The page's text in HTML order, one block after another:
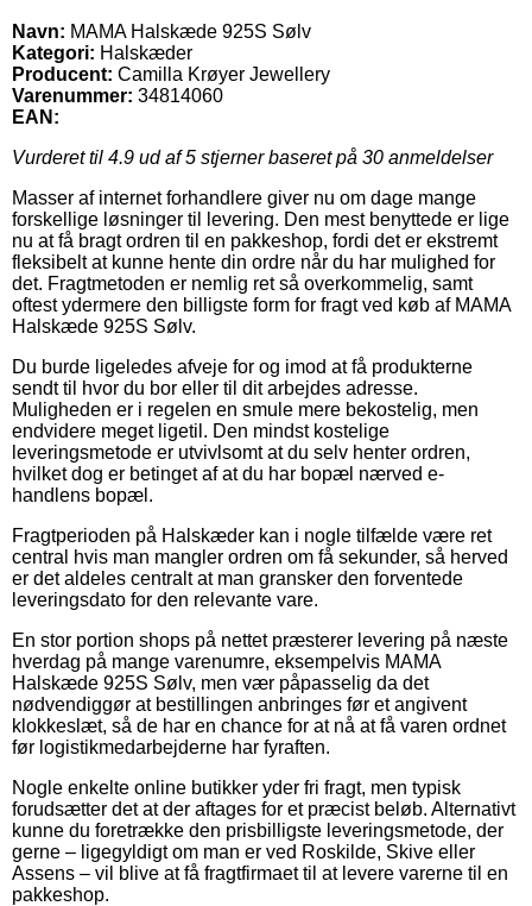
Navn: MAMA Halskæde 925S Sølv
Kategori: Halskæder
Producent: Camilla Krøyer Jewellery
Varenummer: 34814060
EAN:
Vurderet til 4.9 ud af 5 stjerner baseret på 30 anmeldelser
Masser af internet forhandlere giver nu om dage mange
forskellige løsninger til levering. Den mest benyttede er lige
nu at få bragt ordren til en pakkeshop, fordi det er ekstremt
fleksibelt at kunne hente din ordre når du har mulighed for
det. Fragtmetoden er nemlig ret så overkommelig, samt
oftest ydermere den billigste form for fragt ved køb af MAMA
Halskæde 925S Sølv.
Du burde ligeledes afveje for og imod at få produkterne
sendt til hvor du bor eller til dit arbejdes adresse.
Muligheden er i regelen en smule mere bekostelig, men
endvidere meget ligetil. Den mindst kostelige
leveringsmetode er utvivlsomt at du selv henter ordren,
hvilket dog er betinget af at du har bopæl nærved e-
handlens bopæl.
Fragtperioden på Halskæder kan i nogle tilfælde være ret
central hvis man mangler ordren om få sekunder, så herved
er det aldeles centralt at man gransker den forventede
leveringsdato for den relevante vare.
En stor portion shops på nettet præsterer levering på næste
hverdag på mange varenumre, eksempelvis MAMA
Halskæde 925S Sølv, men vær påpasselig da det
nødvendiggør at bestillingen anbringes før et angivent
klokkeslæt, så de har en chance for at nå at få varen ordnet
før logistikmedarbejderne har fyraften.
Nogle enkelte online butikker yder fri fragt, men typisk
forudsætter det at der aftages for et præcist beløb. Alternativt
kunne du foretrække den prisbilligste leveringsmetode, der
gerne – ligegyldigt om man er ved Roskilde, Skive eller
Assens – vil blive at få fragtfirmaet til at levere varerne til en
pakkeshop.